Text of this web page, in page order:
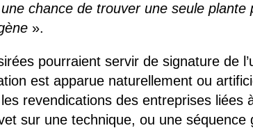
chance de trouver une seule plante
».
pourraient servir de signature de
est apparue naturellement ou
revendications des entreprises liées
sur une technique, ou une séquence